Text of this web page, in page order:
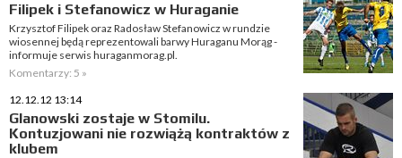
Filipek i Stefanowicz w Huraganie
Krzysztof Filipek oraz Radosław Stefanowicz w rundzie
wiosennej będą reprezentowali barwy Huraganu Morąg -
informuje serwis huraganmorag.pl.
Komentarzy: 5 »
12.12.12 13:14
Glanowski zostaje w Stomilu.
Kontuzjowani nie rozwiążą kontraktów z
klubem